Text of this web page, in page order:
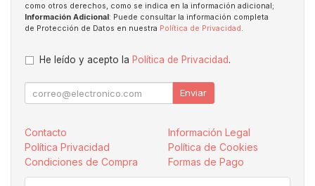
como otros derechos, como se indica en la información adicional;
Información Adicional: Puede consultar la información completa
de Protección de Datos en nuestra Política de Privacidad.
He leído y acepto la Política de Privacidad.
Enviar
Contacto
Información Legal
Política Privacidad
Política de Cookies
Condiciones de Compra
Formas de Pago